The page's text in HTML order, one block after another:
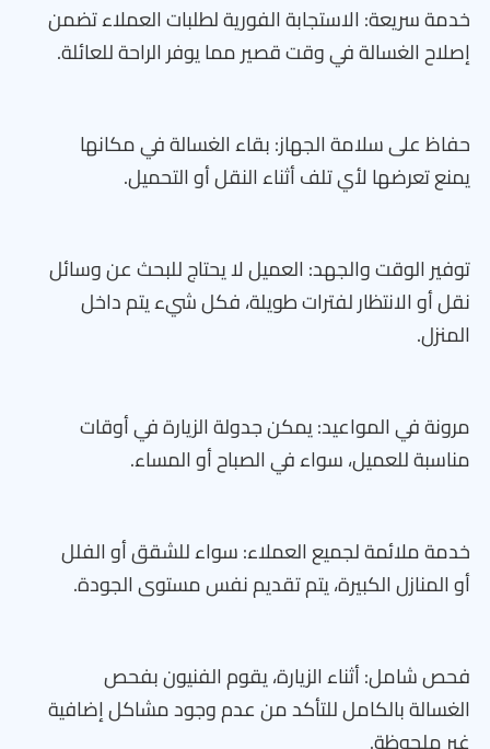
خدمة سريعة: الاستجابة الفورية لطلبات العملاء تضمن
إصلاح الغسالة في وقت قصير مما يوفر الراحة للعائلة.
حفاظ على سلامة الجهاز: بقاء الغسالة في مكانها
يمنع تعرضها لأي تلف أثناء النقل أو التحميل.
توفير الوقت والجهد: العميل لا يحتاج للبحث عن وسائل
نقل أو الانتظار لفترات طويلة، فكل شيء يتم داخل
المنزل.
مرونة في المواعيد: يمكن جدولة الزيارة في أوقات
مناسبة للعميل، سواء في الصباح أو المساء.
خدمة ملائمة لجميع العملاء: سواء للشقق أو الفلل
أو المنازل الكبيرة، يتم تقديم نفس مستوى الجودة.
فحص شامل: أثناء الزيارة، يقوم الفنيون بفحص
الغسالة بالكامل للتأكد من عدم وجود مشاكل إضافية